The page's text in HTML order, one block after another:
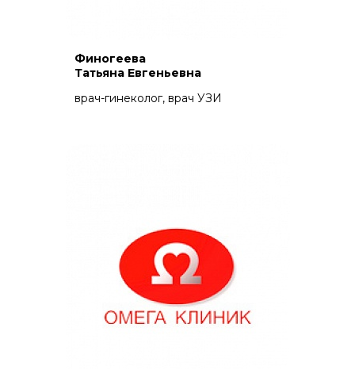
Финогеева
Татьяна Евгеньевна
врач-гинеколог, врач УЗИ